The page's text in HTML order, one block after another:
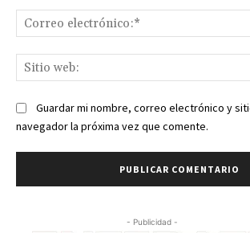
Guardar mi nombre, correo electrónico y
navegador la próxima vez que comente.
- Publicidad -